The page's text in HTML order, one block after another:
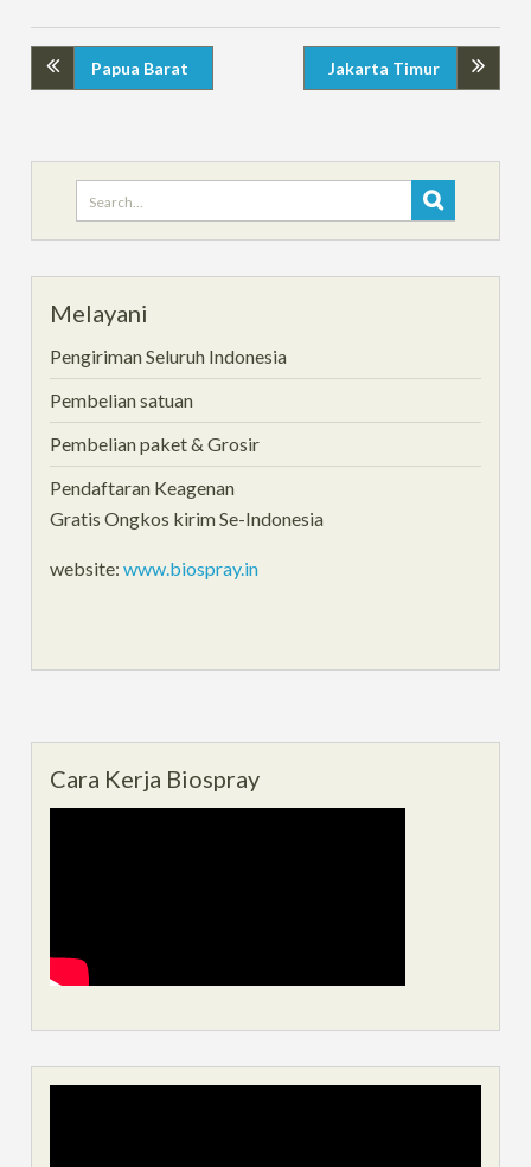
Papua Barat Jakarta Timur
Search
for:
Melayani
Pengiriman Seluruh Indonesia
Pembelian satuan
Pembelian paket & Grosir
Pendaftaran Keagenan
Gratis Ongkos kirim Se-Indonesia
website:www.biospray.in
Cara Kerja Biospray